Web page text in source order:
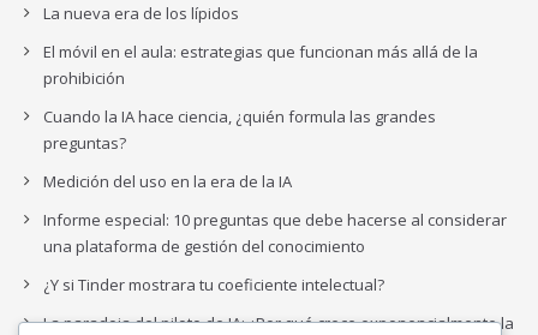
La nueva era de los lípidos
El móvil en el aula: estrategias que funcionan más allá de la
prohibición
Cuando la IA hace ciencia, ¿quién formula las grandes
preguntas?
Medición del uso en la era de la IA
Informe especial: 10 preguntas que debe hacerse al considerar
una plataforma de gestión del conocimiento
¿Y si Tinder mostrara tu coeficiente intelectual?
La paradoja del piloto de IA: ¿Por qué crece exponencialmente la